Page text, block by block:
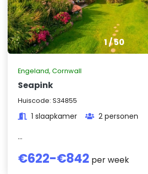
1/50
Engeland, Cornwall
Seapink
Huiscode: S34855
1 slaapkamer
2 personen
...
€622-€842 per week